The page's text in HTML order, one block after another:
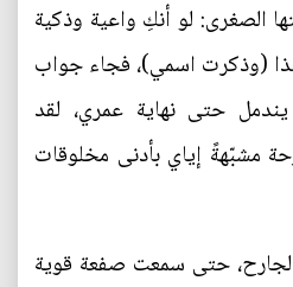
الصغرى: لو أنكِ واعية وذكية
(وذكرت اسمي)، فجاء جواب
حتى نهاية عمري، لقد
مشبّهةً إياي بأدنى مخلوقات
حتى سمعت صفعة قوية